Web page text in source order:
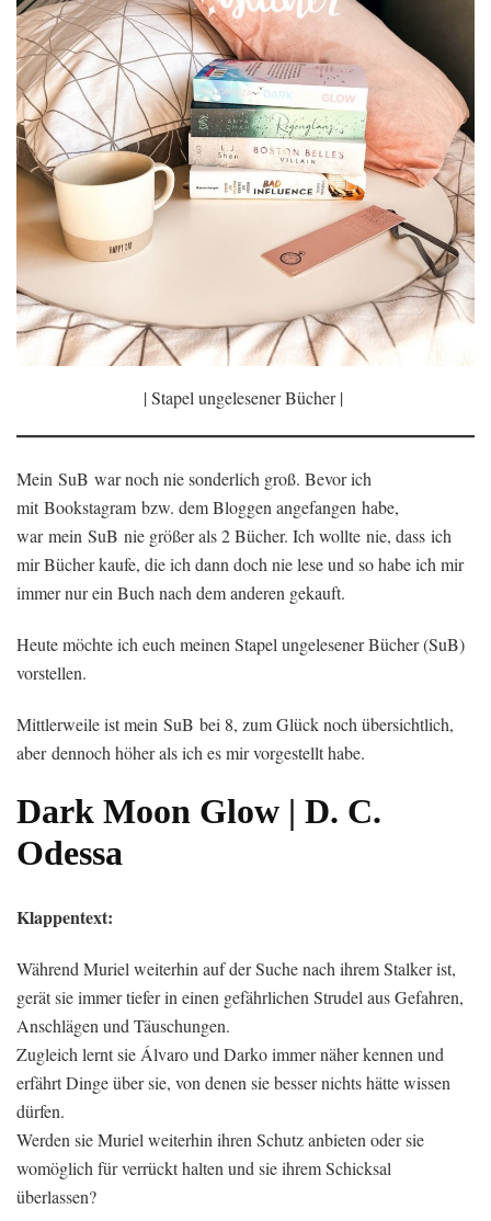
| Stapel ungelesener Bücher |
Mein SuB war noch nie sonderlich groß. Bevor ich
mit Bookstagram bzw. dem Bloggen angefangen habe,
war mein SuB nie größer als 2 Bücher. Ich wollte nie, dass ich
mir Bücher kaufe, die ich dann doch nie lese und so habe ich mir
immer nur ein Buch nach dem anderen gekauft.
Heute möchte ich euch meinen Stapel ungelesener Bücher (SuB)
vorstellen.
Mittlerweile ist mein SuB bei 8, zum Glück noch übersichtlich,
aber dennoch höher als ich es mir vorgestellt habe.
Dark Moon Glow | D. C.
Odessa
Klappentext:
Während Muriel weiterhin auf der Suche nach ihrem Stalker ist,
gerät sie immer tiefer in einen gefährlichen Strudel aus Gefahren,
Anschlägen und Täuschungen.
Zugleich lernt sie Álvaro und Darko immer näher kennen und
erfährt Dinge über sie, von denen sie besser nichts hätte wissen
dürfen.
Werden sie Muriel weiterhin ihren Schutz anbieten oder sie
womöglich für verrückt halten und sie ihrem Schicksal
überlassen?